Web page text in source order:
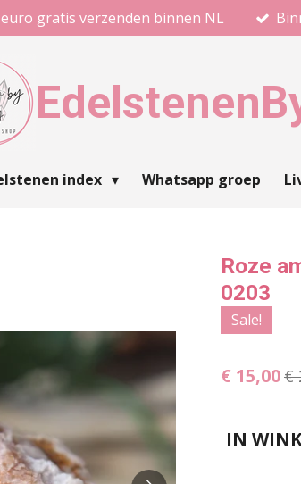
gratis verzenden binnen NL
Edelstenen
index Whatsapp groep
Roze
0203
Sale!
€ 15,00€
IN